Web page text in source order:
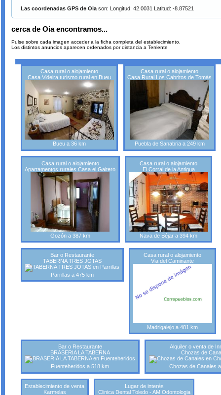
Las coordenadas GPS de Oia son: Longitud: 42.0031 Latitud: -8.87521
cerca de Oia encontramos...
Pulse sobre cada imagen acceder a la ficha completa del establecimiento.
Los distintos anuncios aparecen ordenados por distancia a Terriente
Casa rural o alojamiento
Casa Videira turismo rural en Bueu
Bueu a 36 km
Casa rural o alojamiento
Casa Rural Los Cabritos de Tomás
Puebla de Sanabria a 249 km
Casa rural o alojamiento
Apartamentos rurales Casa el Gaitero
Gozón a 387 km
Casa rural o alojamiento
El Corral de la Antigua
Nava de Béjar a 394 km
Bar o Restaurante
TABERNA TRES JOTAS
Parrillas a 475 km
Casa rural o alojamiento
Via del Caminante
Madrigalejo a 481 km
Bar o Restaurante
BRASERIA LA TABERNA
Fuenteheridos a 518 km
Alquiler o venta de
Chozas de
Chozas de Canales
Establecimiento de venta
Karmelas
Lugar de interés
Clinica Dental Toledo - AM Odontologia